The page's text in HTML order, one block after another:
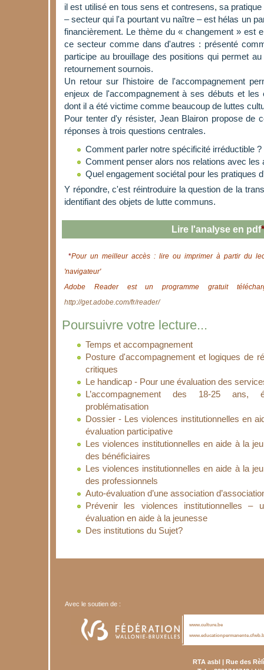
il est utilisé en tous sens et contresens, sa
– secteur qui l'a pourtant vu naître – est hélas un
financièrement. Le thème du « changement » est
ce secteur comme dans d'autres : présenté
participe au brouillage des positions qui permet
retournement sournois.
Un retour sur l'histoire de l'accompagnement
enjeux de l'accompagnement à ses débuts et les
dont il a été victime comme beaucoup de luttes
Pour tenter d'y résister, Jean Blairon propose de
réponses à trois questions centrales.
Comment parler notre spécificité irréductible ?
Comment penser alors nos relations avec les
Quel engagement sociétal pour les pratiques
Y répondre, c'est réintroduire la question de la
identifiant des objets de lutte communs.
Lire l'analyse en pdf*
*Pour un meilleur accès : lire ou imprimer à partir du
'navigateur'
Adobe Reader est un programme gratuit
http://get.adobe.com/fr/reader/
Poursuivre votre lecture...
Temps et accompagnement
Posture d'accompagnement et logiques de
critiques
Le handicap - Pour une évaluation des
L’accompagnement des 18-25 ans,
problématisation
Dossier - Les violences institutionnelles en
évaluation participative
Les violences institutionnelles en aide à la
des bénéficiaires
Les violences institutionnelles en aide à la
des professionnels
Auto-évaluation d’une association
Prévenir les violences institutionnelles –
évaluation en aide à la jeunesse
Des institutions du Sujet?
Avec le soutien de :
www.culture.be
RTA asbl | Rue des